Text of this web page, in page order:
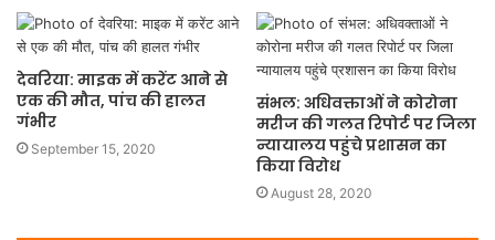
देवरिया: माइक में करेंट आने से
एक की मौत, पांच की हालत
गंभीर
September 15, 2020
संभल: अधिवक्ताओं ने कोरोना
मरीज की गलत रिपोर्ट पर जिला
न्यायालय पहुंचे प्रशासन का
किया विरोध
August 28, 2020